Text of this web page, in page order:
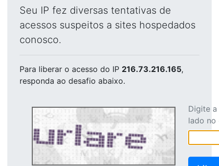
Seu IP fez diversas tentativas de
acessos suspeitos a sites hospedados
conosco.
Para liberar o acesso do IP 216.73.216.165,
responda ao desafio abaixo.
Digite
lado no